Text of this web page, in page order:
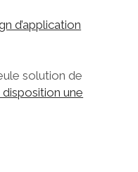
d’application
solution de
une